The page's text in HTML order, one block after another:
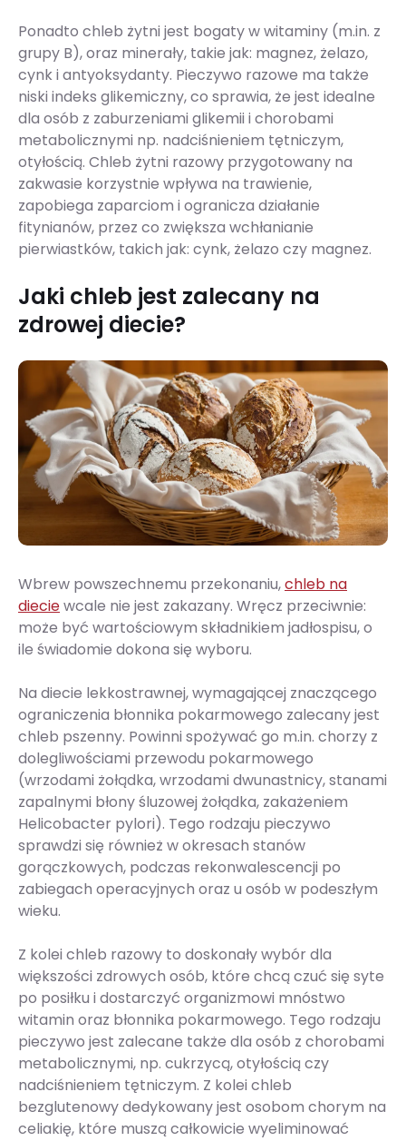
Ponadto chleb żytni jest bogaty w witaminy (m.in. z
grupy B), oraz minerały, takie jak: magnez, żelazo,
cynk i antyoksydanty. Pieczywo razowe ma także
niski indeks glikemiczny, co sprawia, że jest idealne
dla osób z zaburzeniami glikemii i chorobami
metabolicznymi np. nadciśnieniem tętniczym,
otyłością. Chleb żytni razowy przygotowany na
zakwasie korzystnie wpływa na trawienie,
zapobiega zaparciom i ogranicza działanie
fitynianów, przez co zwiększa wchłanianie
pierwiastków, takich jak: cynk, żelazo czy magnez.
Jaki chleb jest zalecany na
zdrowej diecie?
Wbrew powszechnemu przekonaniu,chleb na
dieciewcale nie jest zakazany. Wręcz przeciwnie:
może być wartościowym składnikiem jadłospisu, o
ile świadomie dokona się wyboru.
Na diecie lekkostrawnej, wymagającej znaczącego
ograniczenia błonnika pokarmowego zalecany jest
chleb pszenny. Powinni spożywać go m.in. chorzy z
dolegliwościami przewodu pokarmowego
(wrzodami żołądka, wrzodami dwunastnicy, stanami
zapalnymi błony śluzowej żołądka, zakażeniem
Helicobacter pylori). Tego rodzaju pieczywo
sprawdzi się również w okresach stanów
gorączkowych, podczas rekonwalescencji po
zabiegach operacyjnych oraz u osób w podeszłym
wieku.
Z kolei chleb razowy to doskonały wybór dla
większości zdrowych osób, które chcą czuć się syte
po posiłku i dostarczyć organizmowi mnóstwo
witamin oraz błonnika pokarmowego. Tego rodzaju
pieczywo jest zalecane także dla osób z chorobami
metabolicznymi, np. cukrzycą, otyłością czy
nadciśnieniem tętniczym. Z kolei chleb
bezglutenowy dedykowany jest osobom chorym na
celiakię, które muszą całkowicie wyeliminować